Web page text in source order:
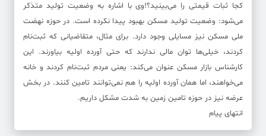
کجا ثبات قیمتی را می‌بینید؟!وی با اشاره به وضعیت تولید متذکر
می‌شود: وضعیت تولید مسکن بهبود پیدا نکرده است. در حوزه نهضت
ملی مسکن نیز مسایلی وجود دارد. برای مثال، متقاضیانی که ثبت‌نام
کردند، خیلی‌ها توان مالی ندارند که حتی آورده اولیه بیاورند. این
کارشناس بازار مسکن عنوان می‌کند: یعنی مردم ثبت‌نام کردند و خانه
می‌خواهند، اما همان آورده اولیه را هم نمی‌توانند تامین کنند. در بخش
عرضه نیز در حوزه تامین زمین به شدت مشکل داریم.
انتهای پیام